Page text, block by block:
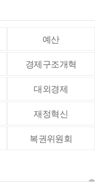
예산
경제구조개혁
대외경제
재정혁신
복권위원회